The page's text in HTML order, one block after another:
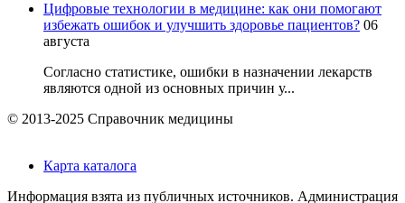
Цифровые технологии в медицине: как они помогают
избежать ошибок и улучшить здоровье пациентов? 06
августа
Согласно статистике, ошибки в назначении лекарств
являются одной из основных причин у...
© 2013-2025 Справочник медицины
Карта каталога
Информация взята из публичных источников. Администрация